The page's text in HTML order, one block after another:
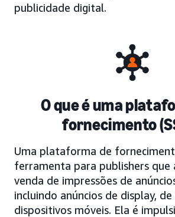
publicidade digital.
O que é uma
fornecimento
Uma plataforma de
ferramenta para publishers que
venda de impressões de
incluindo anúncios de display,
dispositivos móveis. Ela é